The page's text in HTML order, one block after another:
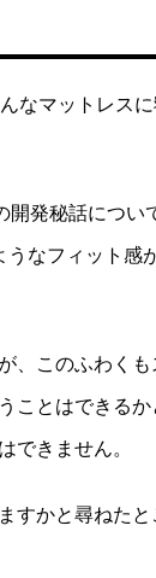
なマットレスに
開発秘話につい
うなフィット感
、このふわくも
ことはできるか
できません。
すかと尋ねたと